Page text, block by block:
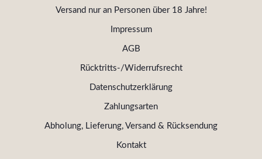
Versand nur an Personen über 18 Jahre!
Impressum
AGB
Rücktritts-/Widerrufsrecht
Datenschutzerklärung
Zahlungsarten
Abholung, Lieferung, Versand & Rücksendung
Kontakt